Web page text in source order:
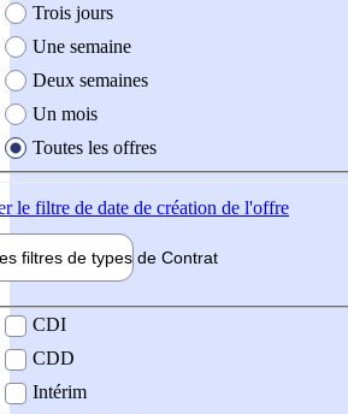
Trois jours
Une semaine
Deux semaines
Un mois
Toutes les offres
le filtre de date de création de l'offre
filtres de types de Contrat
contrat
CDI
CDD
Intérim